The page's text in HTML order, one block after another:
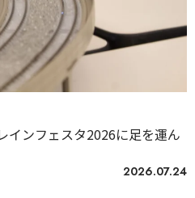
インフェスタ2026に足を運ん
2026.07.24